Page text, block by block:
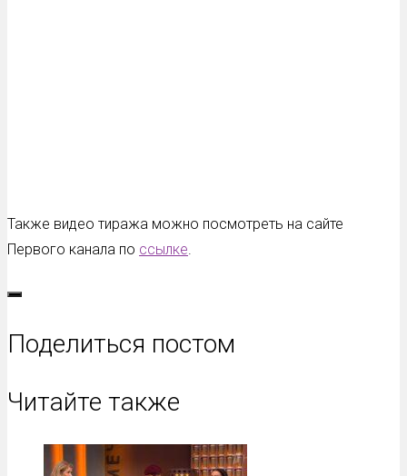
Также видео тиража можно посмотреть на сайте
Первого канала по ссылке
Поделиться постом
Читайте также